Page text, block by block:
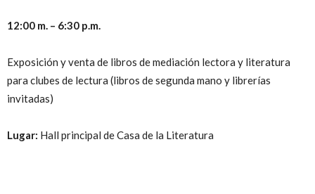
12:00 m. – 6:30 p.m.
Exposición y venta de libros de mediación lectora y literatura
para clubes de lectura (libros de segunda mano y librerías
invitadas)
Lugar: Hall principal de Casa de la Literatura